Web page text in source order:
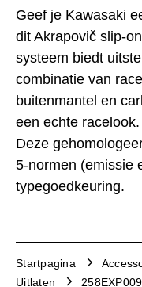
Geef je Kawasaki
dit Akrapovič slip-
systeem biedt
combinatie van
buitenmantel en
een echte
Deze
5-normen (emissie
typegoedkeuring.
Startpagina
Uitlaten